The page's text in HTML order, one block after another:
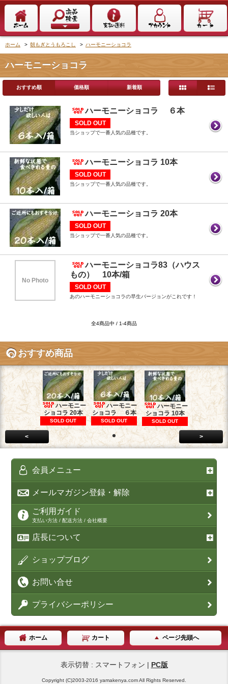
ホーム > 朝もぎとうもろこし > ハーモニーショコラ
ハーモニーショコラ
おすすめ順 価格順 新着順
ハーモニーショコラ ６本
SOLD OUT
当ショップで一番人気の品種です。
ハーモニーショコラ 10本
SOLD OUT
当ショップで一番人気の品種です。
ハーモニーショコラ 20本
SOLD OUT
当ショップで一番人気の品種です。
No Photo
ハーモニーショコラ83（ハウス
もの） 10本/箱
SOLD OUT
あのハーモニーショコラの早生バージョンがこれです！
全4商品中 / 1-4商品
おすすめ商品
ハーモニー
ショコラ 20本
SOLD OUT
ハーモニー
ショコラ ６本
SOLD OUT
ハーモニー
ショコラ 10本
SOLD OUT
< >
会員メニュー
メールマガジン登録・解除
ご利用ガイド
支払い方法 / 配送方法 / 会社概要
店長について
ショップブログ
お問い合せ
プライバシーポリシー
ホーム カート ページ先頭へ
表示切替 : スマートフォン | PC版
Copyright (C)2003-2016 yamakenya.com All Rights Reserved.